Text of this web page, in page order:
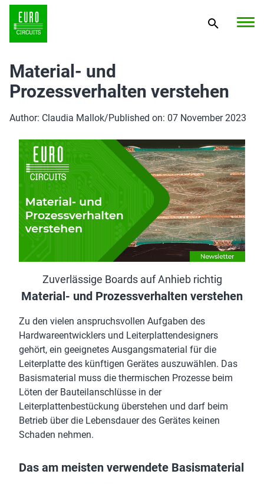
Material- und
Prozessverhalten verstehen
Author: Claudia Mallok/Published on: 07 November 2023
Zuverlässige Boards auf Anhieb richtig
Material- und Prozessverhalten verstehen
Zu den vielen anspruchsvollen Aufgaben des
Hardwareentwicklers und Leiterplattendesigners
gehört, ein geeignetes Ausgangsmaterial für die
Leiterplatte des künftigen Gerätes auszuwählen. Das
Basismaterial muss die thermischen Prozesse beim
Löten der Bauteilanschlüsse in der
Leiterplattenbestückung überstehen und darf beim
Betrieb über die Lebensdauer des Gerätes keinen
Schaden nehmen.
Das am meisten verwendete Basismaterial